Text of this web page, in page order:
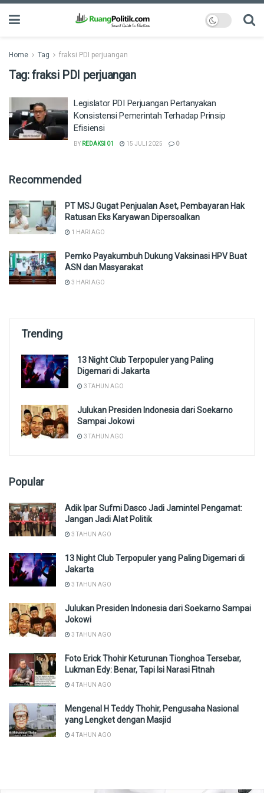
Home Tag fraksi PDI perjuangan
Tag:fraksi PDI perjuangan
Legislator PDI Perjuangan Pertanyakan
Konsistensi Pemerintah Terhadap Prinsip
Efisiensi
BY REDAKSI 01 15 JULI 2025 0
Recommended
PT MSJ Gugat Penjualan Aset, Pembayaran Hak
Ratusan Eks Karyawan Dipersoalkan
1 HARI AGO
Pemko Payakumbuh Dukung Vaksinasi HPV Buat
ASN dan Masyarakat
3 HARI AGO
Trending
13 Night Club Terpopuler yang Paling
Digemari di Jakarta
3 TAHUN AGO
Julukan Presiden Indonesia dari Soekarno
Sampai Jokowi
3 TAHUN AGO
Popular
Adik Ipar Sufmi Dasco Jadi Jamintel Pengamat:
Jangan Jadi Alat Politik
3 TAHUN AGO
13 Night Club Terpopuler yang Paling Digemari di
Jakarta
3 TAHUN AGO
Julukan Presiden Indonesia dari Soekarno Sampai
Jokowi
3 TAHUN AGO
Foto Erick Thohir Keturunan Tionghoa Tersebar,
Lukman Edy: Benar, Tapi Isi Narasi Fitnah
4 TAHUN AGO
Mengenal H Teddy Thohir, Pengusaha Nasional
yang Lengket dengan Masjid
4 TAHUN AGO